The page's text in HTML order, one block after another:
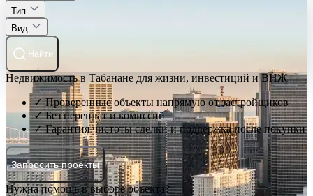
Тип
Вид
Найти
Недвижимость в Табанане для жизни, инвестиций и ВНЖ
✓ Проверенные объекты напрямую от застройщиков
✓ Без переплат и комиссий
✓ Гарантия чистоты сделки и поддержка после покупки
Запросить проекты
Нужна помощь в выборе объекта?